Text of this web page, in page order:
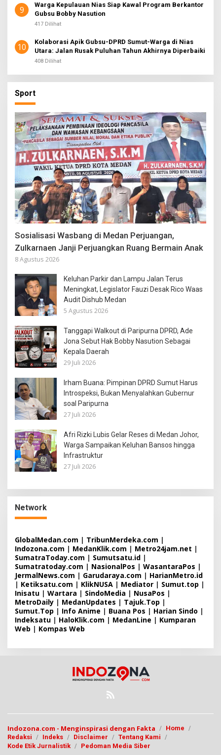
9
Warga Kepulauan Nias Siap Kawal Program Berkantor
Gubsu Bobby Nasution
417 Dilihat
10
Kolaborasi Apik Gubsu-DPRD Sumut-Warga di Nias
Utara: Jalan Rusak Puluhan Tahun Akhirnya Diperbaiki
408 Dilihat
Sport
Sosialisasi Wasbang di Medan Perjuangan,
Zulkarnaen Janji Perjuangkan Ruang Bermain Anak
8 Agustus 2026
Keluhan Parkir dan Lampu Jalan Terus
Meningkat, Legislator Fauzi Desak Rico Waas
Audit Dishub Medan
5 Agustus 2026
Tanggapi Walkout di Paripurna DPRD, Ade
Jona Sebut Hak Bobby Nasution Sebagai
Kepala Daerah
29 Juli 2026
Irham Buana: Pimpinan DPRD Sumut Harus
Introspeksi, Bukan Menyalahkan Gubernur
soal Paripurna
27 Juli 2026
Afri Rizki Lubis Gelar Reses di Medan Johor,
Warga Sampaikan Keluhan Bansos hingga
Infrastruktur
27 Juli 2026
Network
GlobalMedan.com | TribunMerdeka.com |
Indozona.com | MedanKlik.com | Metro24jam.net |
SumatraToday.com | Sumutsatu.id |
Sumatratoday.com | NasionalPos | WasantaraPos |
JermalNews.com | Garudaraya.com | HarianMetro.id
| Ketiksatu.com | KlikNUSA | Mediator | Sumut.top |
Inisatu | Wartara | SindoMedia | NusaPos |
MetroDaily | MedanUpdates | Tajuk.Top |
Sumut.Top | Info Anime | Buana Pos | Harian Sindo |
Indeksatu | HaloKlik.com | MedanLine | Kumparan
Web | Kompas Web
Indozona.com - Menginspirasi dengan Fakta
Home
Redaksi
Indeks Disclaimer
Tentang Kami
Kode Etik Jurnalistik
Pedoman Media Siber